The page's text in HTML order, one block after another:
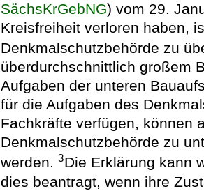
SächsKrGebNG) vom 29.
Kreisfreiheit verloren haben,
Denkmalschutzbehörde zu
überdurchschnittlich großem
Aufgaben der unteren
für die Aufgaben des
Fachkräfte verfügen, können
Denkmalschutzbehörde zu
werden.3Die Erklärung kann
dies beantragt, wenn ihre